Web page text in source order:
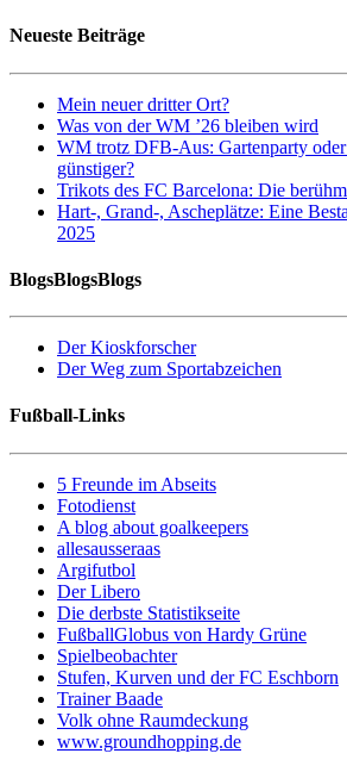
Neueste Beiträge
Mein neuer dritter Ort?
Was von der WM ’26 bleiben wird
WM trotz DFB-Aus: Gartenparty
günstiger?
Trikots des FC Barcelona: Die
Hart-, Grand-, Ascheplätze: Eine
2025
BlogsBlogsBlogs
Der Kioskforscher
Der Weg zum Sportabzeichen
Fußball-Links
5 Freunde im Abseits
Fotodienst
A blog about goalkeepers
allesausseraas
Argifutbol
Der Libero
Die derbste Statistikseite
FußballGlobus von Hardy Grüne
Spielbeobachter
Stufen, Kurven und der FC Eschborn
Trainer Baade
Volk ohne Raumdeckung
www.groundhopping.de